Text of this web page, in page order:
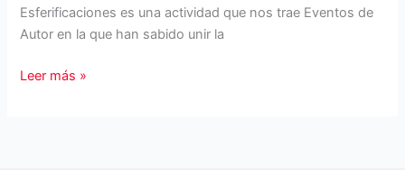
Esferificaciones es una actividad que nos trae Eventos de
Autor en la que han sabido unir la
Taller
Leer más »